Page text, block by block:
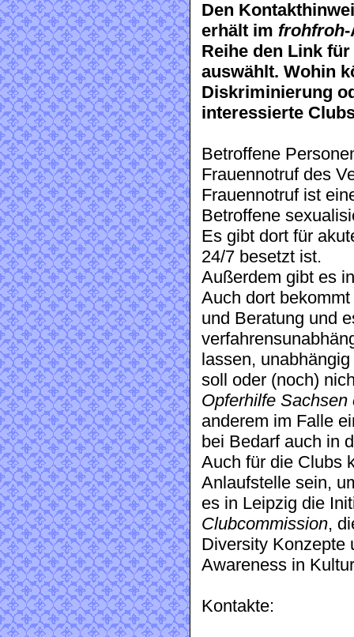
Den
erhält im frohfroh-
Reihe den Link
auswählt. Wohin
Diskriminierung
interessierte
Betroffene
Frauennotruf des
Frauennotruf ist
Betroffene
Es gibt dort für
24/7 besetzt ist.
Außerdem gibt es
Auch dort
und Beratung und
lassen,
soll oder (noch)
Opferhilfe Sachsen
anderem im Falle
bei Bedarf auch in
Auch für die Clubs
Anlaufstelle sein,
es in Leipzig die
Clubcommission,
Diversity Konzepte
Awareness in
Kontakte: